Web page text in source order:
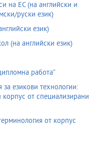
на ЕС (на английски и
руски език)
език)
(на английски език)
работа“
езикови технологии:
корпус от специализирани
от корпус